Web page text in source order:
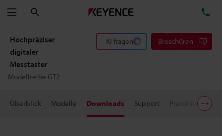
Menü
Hochpräziser
digitaler
Messtaster
Modellreihe GT2
KI fragen Broschüren
Überblick Modelle Downloads Support